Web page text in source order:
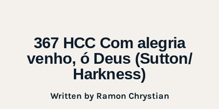
367 HCC Com alegria
venho, ó Deus (Sutton/
Harkness)
Written byRamon Chrystian